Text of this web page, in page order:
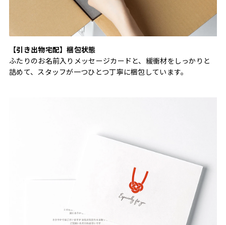
【引き出物宅配】梱包状態
ふたりのお名前入りメッセージカードと、緩衝材をしっかりと
詰めて、スタッフが一つひとつ丁寧に梱包しています。